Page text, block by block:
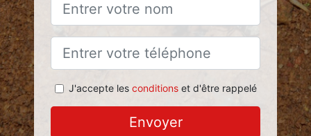
J'accepte les conditionset d'être rappelé
Envoyer